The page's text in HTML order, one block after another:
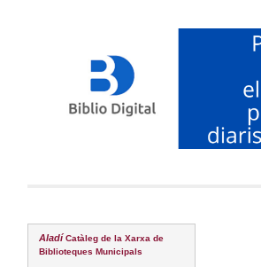
Aladí Catàleg de la Xarxa de
Biblioteques Municipals